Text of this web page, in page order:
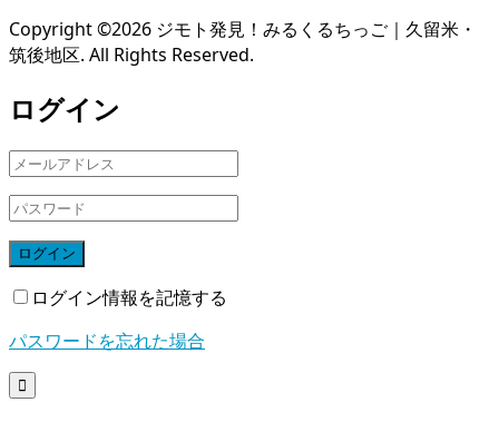
Copyright ©2026 ジモト発見！みるくるちっご｜久留米・
筑後地区. All Rights Reserved.
ログイン
ログイン
ログイン情報を記憶する
パスワードを忘れた場合
